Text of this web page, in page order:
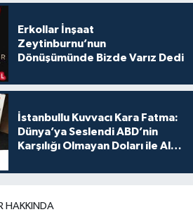
Erkollar İnşaat
Zeytinburnu’nun
Dönüşümünde Bizde Varız Dedi
İstanbullu Kuvvacı Kara Fatma:
Dünya’ya Seslendi ABD’nin
Karşılığı Olmayan Doları ile Alış
HAKKINDA